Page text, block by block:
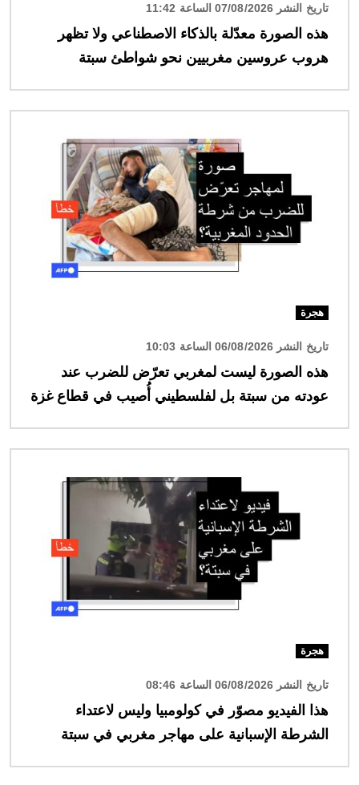
تاريخ النشر 07/08/2026 الساعة 11:42
هذه الصورة معدّلة بالذكاء الاصطناعي ولا تظهر
هروب عروسين مغربيين نحو شواطئ سبتة
هجرة
تاريخ النشر 06/08/2026 الساعة 10:03
هذه الصورة ليست لمغربي تعرّض للضرب عند
عودته من سبتة بل لفلسطيني أُصيب في قطاع غزة
هجرة
تاريخ النشر 06/08/2026 الساعة 08:46
هذا الفيديو مصوّر في كولومبيا وليس لاعتداء
الشرطة الإسبانية على مهاجر مغربي في سبتة